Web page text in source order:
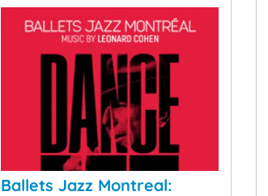
Ballets Jazz Montreal: